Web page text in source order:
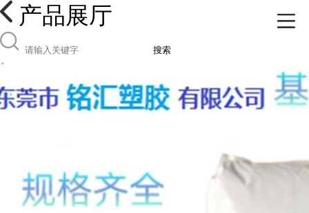
产品展厅
搜索